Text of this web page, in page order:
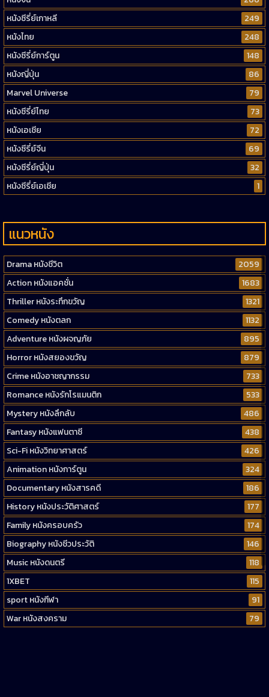
หนังซีรี่ย์เกาหลี
249
หนังไทย
248
หนังซีรี่ย์การ์ตูน
148
หนังญี่ปุ่น
86
Marvel Universe
79
หนังซีรี่ย์ไทย
73
หนังเอเชีย
72
หนังซีรี่ย์จีน
69
หนังซีรี่ย์ญี่ปุ่น
32
หนังซีรี่ย์เอเชีย
1
แนวหนัง
Drama หนังชีวิต
2059
Action หนังแอคชั่น
1683
Thriller หนังระทึกขวัญ
1321
Comedy หนังตลก
1132
Adventure หนังผจญภัย
895
Horror หนังสยองขวัญ
879
Crime หนังอาชญากรรม
733
Romance หนังรักโรแมนติก
533
Mystery หนังลึกลับ
486
Fantasy หนังแฟนตาซี
438
Sci-Fi หนังวิทยาศาสตร์
426
Animation หนังการ์ตูน
324
Documentary หนังสารคดี
186
History หนังประวัติศาสตร์
177
Family หนังครอบครัว
174
Biography หนังชีวประวัติ
146
Music หนังดนตรี
118
1XBET
115
sport หนังกีฬา
91
War หนังสงคราม
79